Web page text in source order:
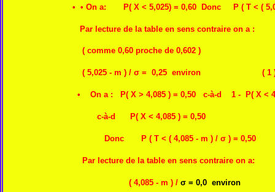
• • On a: P( X < 5,025) = 0,60 Donc P ( T < (
Par lecture de la table en sens contraire on a :
( comme 0,60 proche de 0,602 )
( 5,025 - m ) / σ = 0,25 environ ( 1
• On a : P( X > 4,085 ) = 0,50 c-à-d 1 - P( X <
c-à-d P( X < 4,085 ) = 0,50
Donc P ( T < ( 4,085 - m ) / σ ) = 0,50
Par lecture de la table en sens contraire on a:
( 4,085 - m ) / σ = 0,0